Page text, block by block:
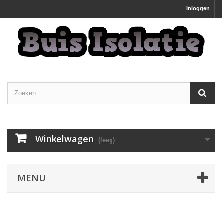
Inloggen
Winkelwagen (leeg)
MENU